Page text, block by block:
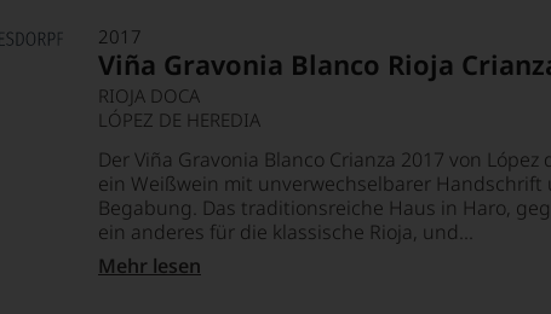
2017
Viña Gravonia Blanco Rioja
RIOJA DOCA
LÓPEZ DE HEREDIA
Der Viña Gravonia Blanco Crianza 2017 von
ein Weißwein mit unverwechselbarer
Begabung. Das traditionsreiche Haus in Haro,
ein anderes für die klassische Rioja, und...
Mehr lesen